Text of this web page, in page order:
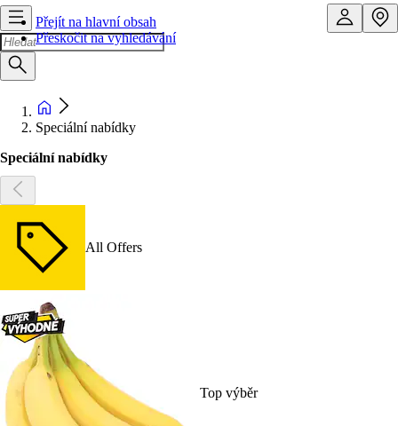
Přejít na hlavní obsah
Přeskočit na vyhledávání
Speciální nabídky
Speciální nabídky
All Offers
Top výběr